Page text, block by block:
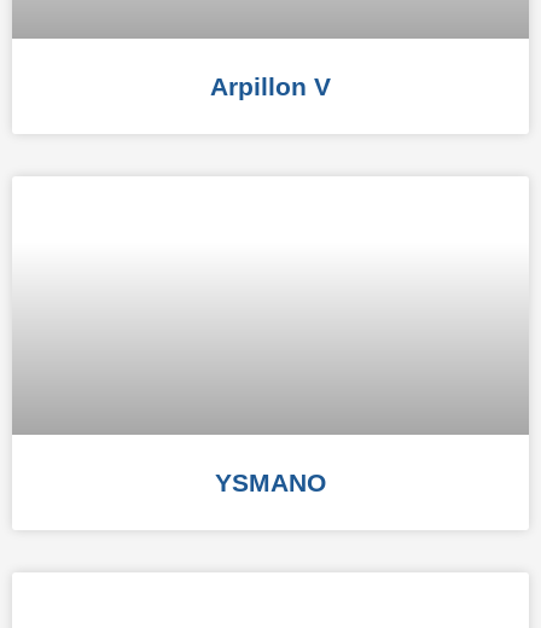
Arpillon V
YSMANO